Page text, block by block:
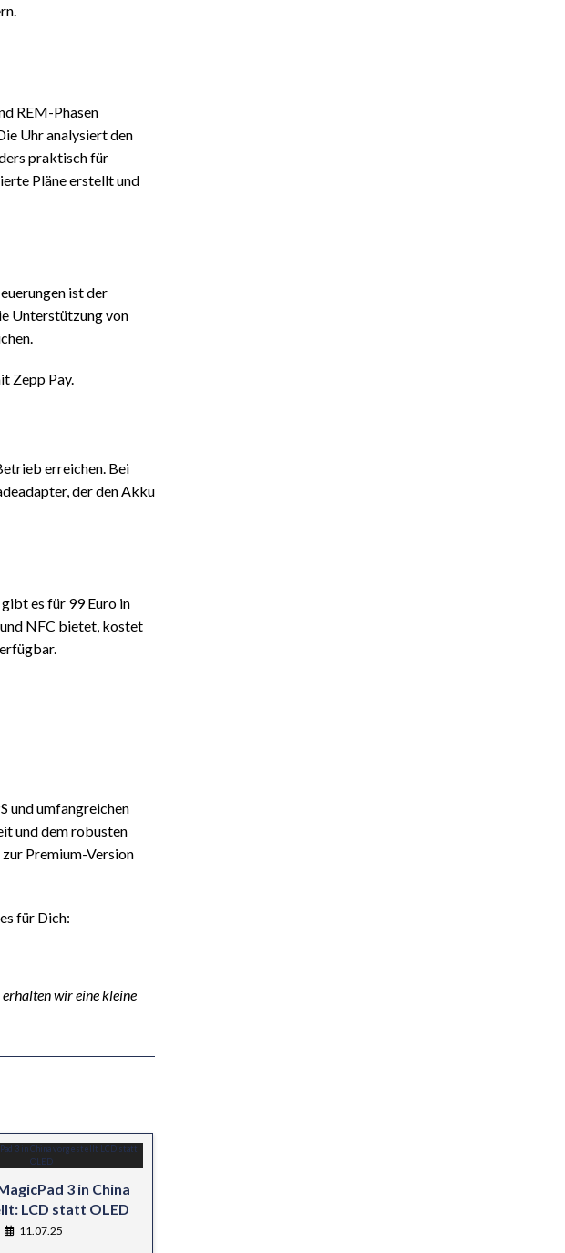
REM-Phasen
Uhr analysiert den
praktisch für
Pläne erstellt und
ist der
Unterstützung von
Zepp Pay.
erreichen. Bei
der den Akku
es für 99 Euro in
und NFC bietet, kostet
und umfangreichen
und dem robusten
Premium-Version
für Dich:
wir eine kleine
3 in China
LCD statt OLED
11.07.25